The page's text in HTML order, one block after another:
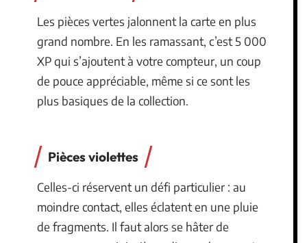
Les pièces vertes jalonnent la carte en plus
grand nombre. En les ramassant, c’est 5 000
XP qui s’ajoutent à votre compteur, un coup
de pouce appréciable, même si ce sont les
plus basiques de la collection.
Pièces violettes
Celles-ci réservent un défi particulier : au
moindre contact, elles éclatent en une pluie
de fragments. Il faut alors se hâter de